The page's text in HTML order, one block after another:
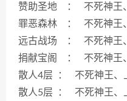
赞助圣地 ： 不死神王
罪恶森林 ： 不死神王
远古战场 ： 不死神王
捐献宝阁 ： 不死神王
散人4层 ： 不死神王、
散人5层 ： 不死神王、